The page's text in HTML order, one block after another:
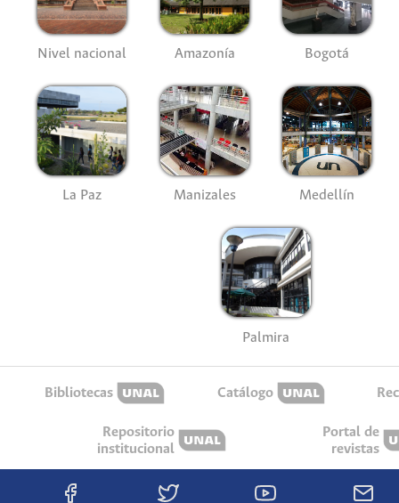
Nivel nacional Amazonía Bogotá
La Paz Manizales Medellín
Palmira
Bibliotecas Catálogo
Repositorio
institucional
Portal de
revistas